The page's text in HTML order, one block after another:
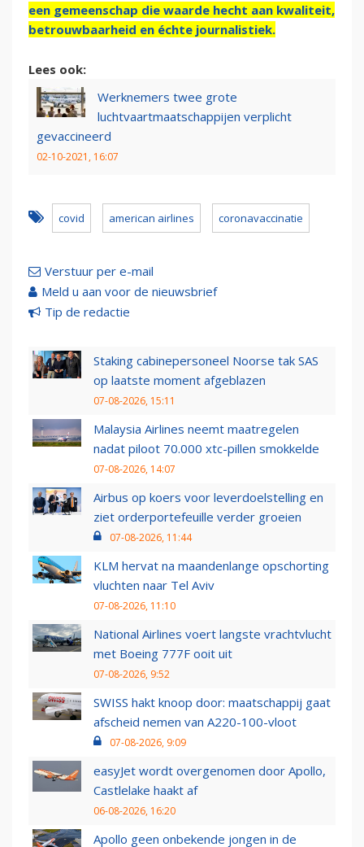
een gemeenschap die waarde hecht aan kwaliteit,
betrouwbaarheid en échte journalistiek.
Lees ook:
Werknemers twee grote
luchtvaartmaatschappijen verplicht
gevaccineerd
02-10-2021, 16:07
covid american airlines coronavaccinatie
Verstuur per e-mail
Meld u aan voor de nieuwsbrief
Tip de redactie
Staking cabinepersoneel Noorse tak SAS
op laatste moment afgeblazen
07-08-2026, 15:11
Malaysia Airlines neemt maatregelen
nadat piloot 70.000 xtc-pillen smokkelde
07-08-2026, 14:07
Airbus op koers voor leverdoelstelling en
ziet orderportefeuille verder groeien
07-08-2026, 11:44
KLM hervat na maandenlange opschorting
vluchten naar Tel Aviv
07-08-2026, 11:10
National Airlines voert langste vrachtvlucht
met Boeing 777F ooit uit
07-08-2026, 9:52
SWISS hakt knoop door: maatschappij gaat
afscheid nemen van A220-100-vloot
07-08-2026, 9:09
easyJet wordt overgenomen door Apollo,
Castlelake haakt af
06-08-2026, 16:20
Apollo geen onbekende jongen in de